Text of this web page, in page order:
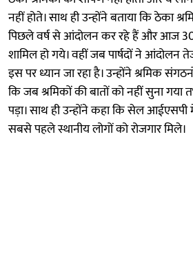
नहीं होते। साथ ही उन्होंने बताया कि ठेका
पिछले वर्ष से आंदोलन कर रहे हैं और आज
शामिल हो गये। वहीं जब पार्षदों ने आंदोलन
इस पर ध्यान जा रहा है। उन्होंने श्रमिक
कि जब श्रमिकों की बातों को नहीं सुना गया
पड़ा। साथ ही उन्होंने कहा कि सेल आईएसपी
सबसे पहले स्थानीय लोगों को रोजगार मिले।